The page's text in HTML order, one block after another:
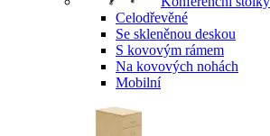
Celodřevěné
Se skleněnou deskou
S kovovým rámem
Na kovových nohách
Mobilní